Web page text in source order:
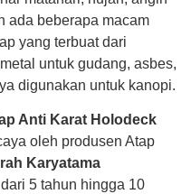
ada beberapa macam
yang terbuat dari
untuk gudang, asbes,
digunakan untuk kanopi.
Anti Karat Holodeck
oleh produsen Atap
Karyatama
5 tahun hingga 10